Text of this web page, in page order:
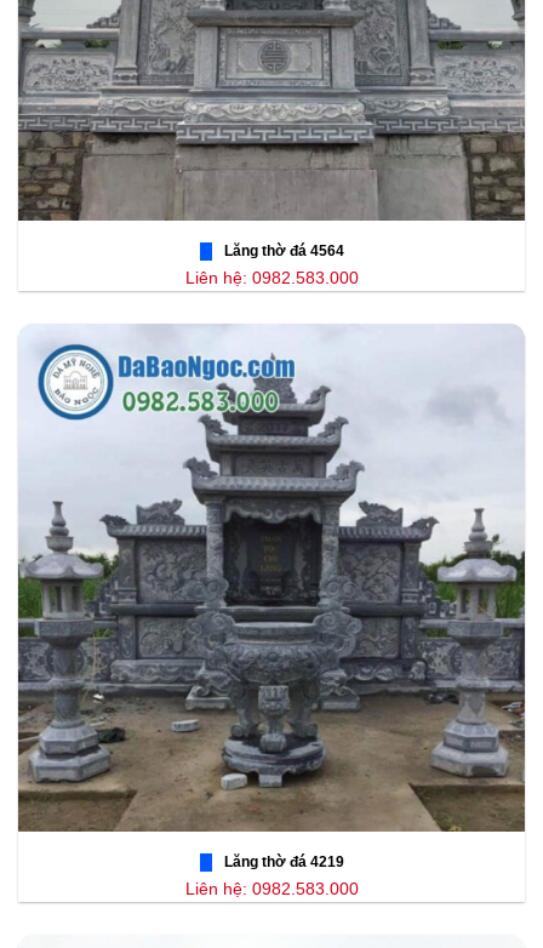
Lăng thờ đá 4564
Liên hệ: 0982.583.000
Lăng thờ đá 4219
Liên hệ: 0982.583.000